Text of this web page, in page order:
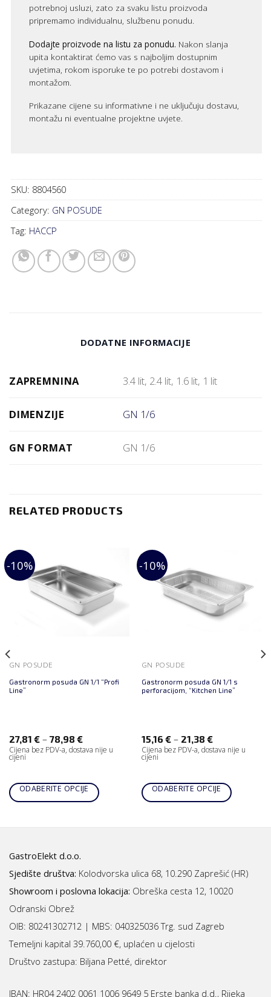
potrebnoj usluzi, zato za svaku listu proizvoda
pripremamo individualnu, službenu ponudu.
Dodajte proizvode na listu za ponudu. Nakon slanja
upita kontaktirat ćemo vas s najboljim dostupnim
uvjetima, rokom isporuke te po potrebi dostavom i
montažom.
Prikazane cijene su informativne i ne uključuju dostavu,
montažu ni eventualne projektne uvjete.
SKU: 8804560
Category: GN POSUDE
Tag: HACCP
DODATNE INFORMACIJE
ZAPREMNINA 3.4 lit, 2.4 lit, 1.6 lit, 1 lit
DIMENZIJE GN 1/6
GN FORMAT GN 1/6
RELATED PRODUCTS
-10%
GN POSUDE
Gastronorm posuda GN 1/1 “Profi
Line”
27,81 €– 78,98 €
Cijena bez PDV-a, dostava nije u
cijeni
ODABERITE OPCIJE
-10%
GN POSUDE
Gastronorm posuda GN 1/1 s
perforacijom, “Kitchen Line”
15,16 €– 21,38 €
Cijena bez PDV-a, dostava nije u
cijeni
ODABERITE OPCIJE
GastroElekt d.o.o.
Sjedište društva: Kolodvorska ulica 68, 10.290 Zaprešić (HR)
Showroom i poslovna lokacija: Obreška cesta 12, 10020
Odranski Obrež
OIB: 80241302712 | MBS: 040325036 Trg. sud Zagreb
Temeljni kapital 39.760,00 €, uplaćen u cijelosti
Društvo zastupa: Biljana Petté, direktor
IBAN: HR04 2402 0061 1006 9649 5 Erste banka d.d., Rijeka